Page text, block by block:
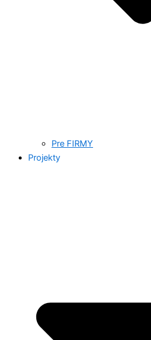
Pre FIRMY
Projekty